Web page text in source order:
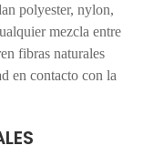
polyester, nylon,
mezcla entre
fibras naturales
en contacto con la